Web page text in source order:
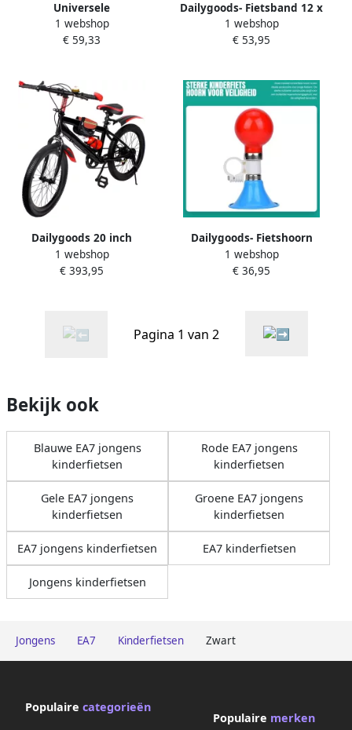
Jongens EA7 Kinderfietsen Zwart
Universele
Fietstrainingsgreep voor
Kinderen Duwstang voor
1 webshop
€ 59,33
Dailygoods- Fietsband 12 x
2.125 inch Duurzaam
Geschikt voor Kinderfiets
Eenvoudig Onderhoud
Kinderfietsband
1 webshop
€ 53,95
Dailygoods 20 inch
mountainbike 7 snelheden
kinderfiets unisex fiets in
1 webshop
€ 393,95
Dailygoods- Fietshoorn
Sterk Fietstoeter
Waarschuwingsbel
Fietsbel
1 webshop
€ 36,95
Pagina 1 van 2
Bekijk ook
Blauwe EA7 jongens
kinderfietsen
Rode EA7 jongens
kinderfietsen
Gele EA7 jongens
kinderfietsen
Groene EA7 jongens
kinderfietsen
EA7 jongens kinderfietsen EA7 kinderfietsen
Jongens kinderfietsen
Populaire categorieën
Populaire merken